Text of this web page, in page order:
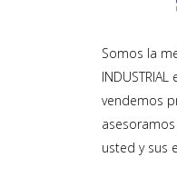
Somos la
vendemos
usted y sus